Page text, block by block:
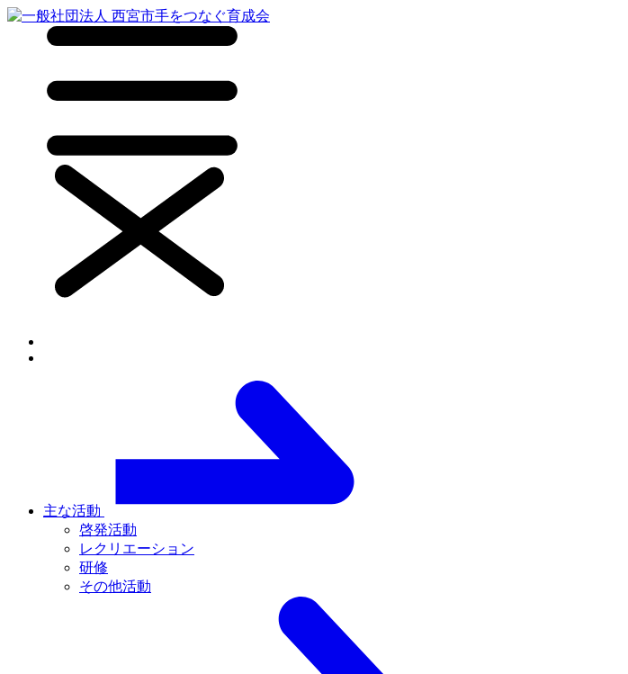
主な活動
啓発活動
レクリエーション
研修
その他活動